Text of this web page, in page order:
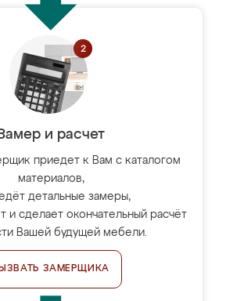
и расчет
приедет к Вам с каталогом
материалов,
детальные замеры,
и сделает окончательный расчёт
Вашей будущей мебели.
ЗАМЕРЩИКА